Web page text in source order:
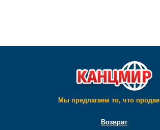
Мы предлагаем то, что
Возврат